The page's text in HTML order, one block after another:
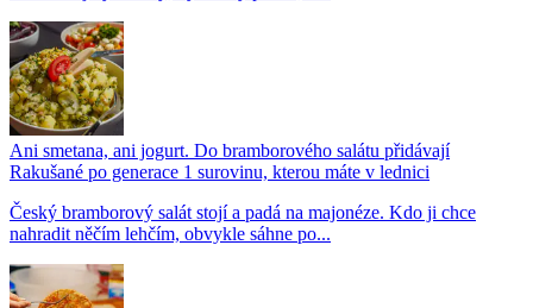
Ani smetana, ani jogurt. Do bramborového salátu přidávají
Rakušané po generace 1 surovinu, kterou máte v lednici
Český bramborový salát stojí a padá na majonéze. Kdo ji chce
nahradit něčím lehčím, obvykle sáhne po...